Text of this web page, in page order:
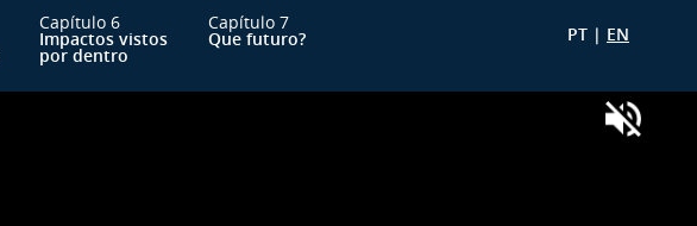
PT | EN
Capítulo 6
Impactos vistos
por dentro
Capítulo 7
Que futuro?